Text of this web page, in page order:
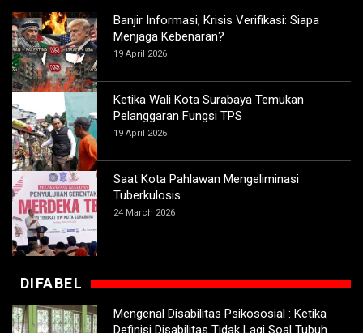
Banjir Informasi, Krisis Verifikasi: Siapa
Menjaga Kebenaran?
19 April 2026
Ketika Wali Kota Surabaya Temukan
Pelanggaran Fungsi TPS
19 April 2026
Saat Kota Pahlawan Mengeliminasi
Tuberkulosis
24 March 2026
DIFABEL
Mengenal Disabilitas Psikososial : Ketika
Definisi Disabilitas Tidak Lagi Soal Tubuh